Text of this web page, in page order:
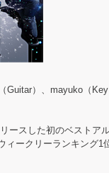
Guitar）、mayuko（
ースした初のベストア
ィークリーランキング1